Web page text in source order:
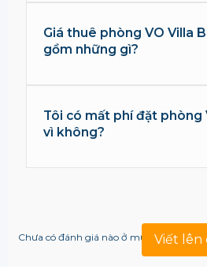
Giá thuê phòng VO Villa
gồm những gì?
Tôi có mất phí đặt phòng
vì không?
Viết lên
Chưa có đánh giá nào ở mục này!